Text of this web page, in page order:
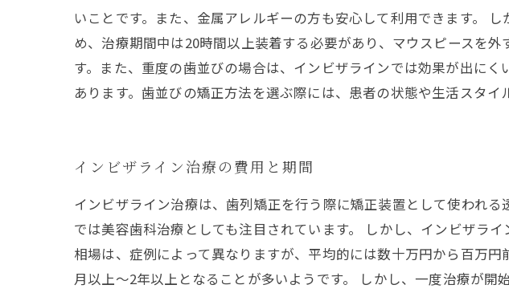
いことです。また、金属アレルギーの方も安心して利用できます。
め、治療期間中は20時間以上装着する必要があり、マウスピースを
す。また、重度の歯並びの場合は、インビザラインでは効果が出に
あります。歯並びの矯正方法を選ぶ際には、患者の状態や生活スタイ
インビザライン治療の費用と期間
インビザライン治療は、歯列矯正を行う際に矯正装置として使われ
では美容歯科治療としても注目されています。 しかし、インビザラ
相場は、症例によって異なりますが、平均的には数十万円から百万
月以上～2年以上となることが多いようです。 しかし、一度治療が